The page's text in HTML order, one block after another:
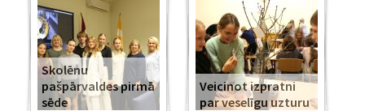
Skolēnu
pašpārvaldes pirmā
sēde
Veicinot izpratni
par veselīgu uzturu